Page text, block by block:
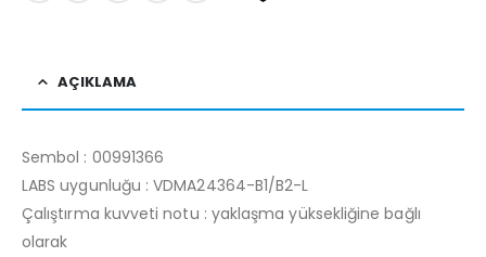
AÇIKLAMA
Sembol : 00991366
LABS uygunluğu : VDMA24364-B1/B2-L
Çalıştırma kuvveti notu : yaklaşma yüksekliğine bağlı
olarak